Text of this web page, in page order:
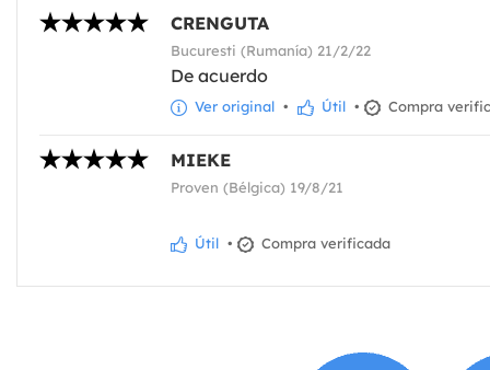
CRENGUTA
Bucuresti (Rumanía) 21/2/22
De acuerdo
Ver original • Útil • Compra
MIEKE
Proven (Bélgica) 19/8/21
Útil • Compra verificada